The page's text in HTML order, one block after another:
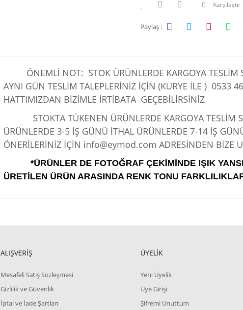
Karşılaştır
Paylaş :
ÖNEMLİ NOT: STOK ÜRÜNLERDE KARGOYA
AYNI GÜN TESLİM TALEPLERİNİZ İÇİN (KURYE İLE ) 0533
HATTIMIZDAN BİZİMLE İRTİBATA GEÇEBİLİRSİNİZ
STOKTA TÜKENEN ÜRÜNLERDE KARGOYA TESLİM
ÜRÜNLERDE 3-5 İŞ GÜNÜ İTHAL ÜRÜNLERDE 7-14 İŞ
ÖNERİLERİNİZ İÇİN info@eymod.com ADRESİNDEN BİZE
*ÜRÜNLER DE FOTOĞRAF ÇEKİMİNDE IŞIK
ÜRETİLEN ÜRÜN ARASINDA RENK TONU
ALIŞVERİŞ
Mesafeli Satış Sözleşmesi
Gizlilik ve Güvenlik
İptal ve İade Şartları
ÜYELİK
Yeni Üyelik
Üye Girişi
Şifremi Unuttum